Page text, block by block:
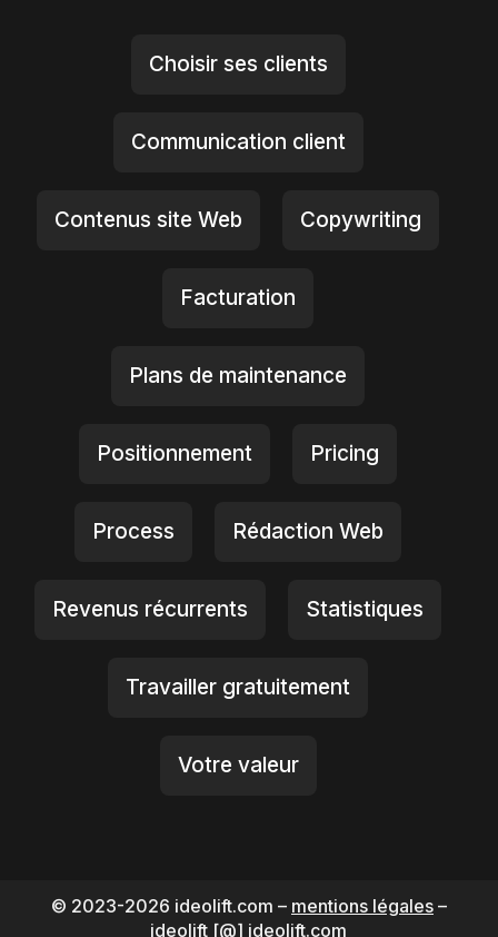
Choisir ses clients
Communication client
Contenus site Web Copywriting
Facturation
Plans de maintenance
Positionnement Pricing
Process Rédaction Web
Revenus récurrents Statistiques
Travailler gratuitement
Votre valeur
© 2023-2026 ideolift.com – mentions légales–
ideolift [@] ideolift.com